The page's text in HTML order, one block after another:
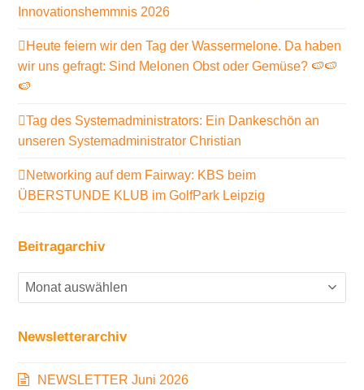
Innovationshemmnis 2026
Heute feiern wir den Tag der Wassermelone. Da haben
wir uns gefragt: Sind Melonen Obst oder Gemüse? 🍉🍉
🍉
Tag des Systemadministrators: Ein Dankeschön an
unseren Systemadministrator Christian
Networking auf dem Fairway: KBS beim
ÜBERSTUNDE KLUB im GolfPark Leipzig
Beitragarchiv
Beitragarchiv
Newsletterarchiv
NEWSLETTER Juni 2026